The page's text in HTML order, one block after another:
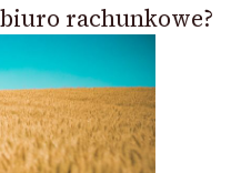
rachunkowe?